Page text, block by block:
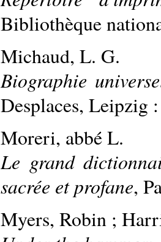
Bibliothèque
Michaud, L. G.
Biographie
Desplaces, Leipzig
Moreri, abbé L.
Le grand
sacrée et profane,
Myers, Robin ;